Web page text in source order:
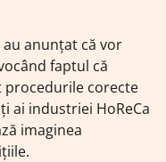
au anunțat că vor
faptul că
procedurile corecte
ai industriei HoReCa
imaginea